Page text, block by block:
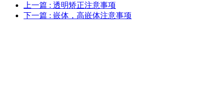
上一篇 : 透明矫正注意事项
下一篇 : 嵌体，高嵌体注意事项